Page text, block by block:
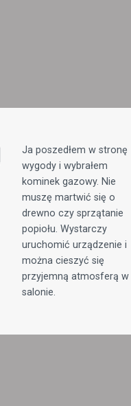
Ja poszedłem w stronę
wygody i wybrałem
kominek gazowy. Nie
muszę martwić się o
drewno czy sprzątanie
popiołu. Wystarczy
uruchomić urządzenie i
można cieszyć się
przyjemną atmosferą w
salonie.